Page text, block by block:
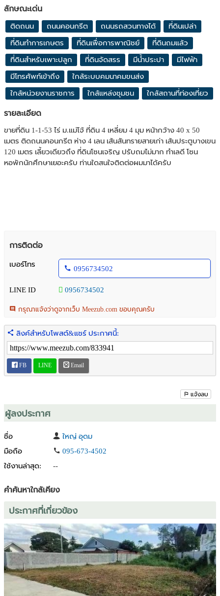
ลักษณะเด่น
ติดถนน ถนนคอนกรีต ถนนรถสวนทางได้ ที่ดินเปล่า
ที่ดินทำการเกษตร ที่ดินเพื่อการพาณิชย์ ที่ดินถมแล้ว
ที่ดินสำหรับเพาะปลูก ที่ดินจัดสรร มีน้ำประปา มีไฟฟ้า
มีโทรศัพท์เข้าถึง ใกล้ระบบคมนาคมขนส่ง
ใกล้หน่วยงานราชการ ใกล้แหล่งชุมชน ใกล้สถานที่ท่องเที่ยว
รายละเอียด
ขายที่ดิน 1-1-53 ไร่ ม.แม่โจ้ ที่ดิน 4 เหลี่ยม 4 มุม หน้ากว้าง 40 x 50
เมตร ติดถนนคอนกรีต ห่าง 4 เลน เส้นสันทรายสายเก่า เส้นประตูบางเขน
120 เมตร เลี้ยวเดียวถึง ที่ดินโซนเจริญ ปรับถมไม่มาก ทำเลดี โซน
หอพักนักศึกษาเยอะครับ ท่านใดสนใจติดต่อผมมาได้ครับ
การติดต่อ
เบอร์โทร
0956734502
LINE ID 0956734502
กรุณาแจ้งว่าดูจากเว็บ Meezub.com ขอบคุณครับ
ลิงค์สำหรับโพสต์&แชร์ ประกาศนี้:
FB LINE Email
แจ้งลบ
ผู้ลงประกาศ
ชื่อ
ใหญ่ อุดม
มือถือ
095-673-4502
ใช้งานล่าสุด:
--
คำค้นหาใกล้เคียง
ประกาศที่เกี่ยวข้อง